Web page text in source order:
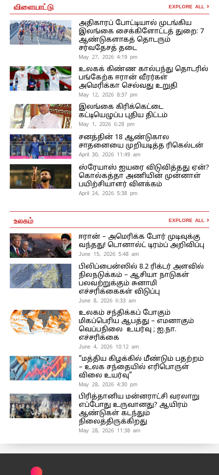
விளையாட்டு EXPLORE ALL
அதிகாரப் போட்டியால் முடங்கிய
இலங்கை சைக்கிளோட்டத் துறை: 7
ஆண்டுகளாகத் தொடரும்
சர்வதேசத் தடை
May 27, 2026 4:19 pm
உலகக் கிண்ண கால்பந்து தொடரில்
பங்கேற்க ஈரான் வீரர்கள்
அமெரிக்கா செல்வது உறுதி
May 12, 2026 8:37 pm
இலங்கை கிரிக்கெட்டை
கட்டியெழுப்ப புதிய திட்டம்
May 1, 2026 6:28 pm
சனத்தின் 18 ஆண்டுகால
சாதனையை முறியடித்த ரிகெல்டன்
April 30, 2026 11:49 am
ஸ்ரேயாஸ் ஐயரை விடுவித்தது ஏன்?
கொல்கத்தா அணியின் முன்னாள்
பயிற்சியாளர் விளக்கம்
April 24, 2026 5:38 pm
உலகம் EXPLORE ALL
ஈரான் – அமெரிக்க போர் முடிவுக்கு
வந்தது! டொனால்ட் டிரம்ப் அறிவிப்பு
June 15, 2026 5:48 am
பிலிப்பைன்ஸில் 8.2 ரிக்டர் அளவில்
நிலநடுக்கம் – ஆசியா நாடுகள்
பலவற்றுக்கும் சுனாமி
எச்சரிக்கைகள் விடுப்பு
June 8, 2026 6:33 am
உலகம் சந்திக்கப் போகும்
மிகப்பெரிய ஆபத்து – எமனாகும்
வெப்பநிலை உயர்வு ; ஐ.நா.
எச்சரிக்கை
June 4, 2026 10:12 am
“மத்திய கிழக்கில் மீண்டும் பதற்றம்
– உலக சந்தையில் எரிபொருள்
விலை உயர்வு”
May 28, 2026 4:30 pm
பிரித்தானிய மன்னராட்சி வரலாறு
எப்போது உருவானது? ஆயிரம்
ஆண்டுகள் கடந்தும்
நிலைத்திருக்கிறது
May 28, 2026 11:38 am